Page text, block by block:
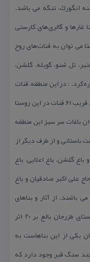
انگورك، تنگه می باشد.
و گالری‌های كارستی
می توان به قنات‌های روح
تل شنو، گویله، گلشن،
كرد. : در این منطقه، قنات
ها به صورت چشمه و سر باز می باشد و حدود قریب ۶۱ قنات در این روستا
باغات سر سبز این منطقه
باستانی و از طرف دیگر از
گلشن، باغ اعلایی، باغ
علی اكبر صادقیان و باغ
باشند. از آثار و بناهای
تاریخی و فرهنگی در محدوده پیرامونی روستای طزرجان بالغ بر ۲۰ اثر
یكی از این بناهاست به
سنگ قبر وجود دارد كه